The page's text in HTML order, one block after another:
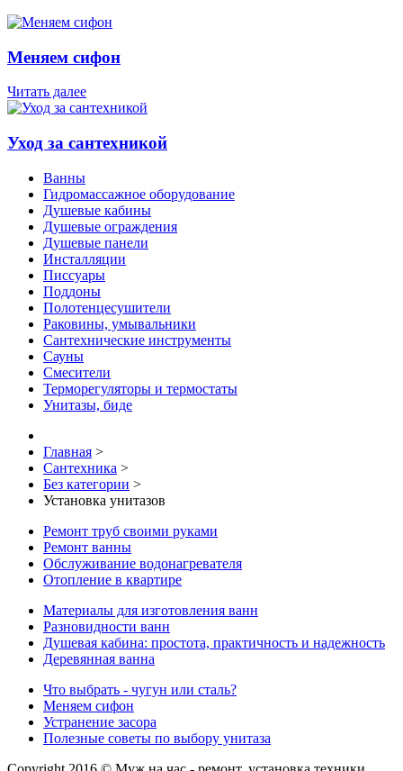
Меняем сифон
Читать далее
Уход за сантехникой
Ванны
Гидромассажное оборудование
Душевые кабины
Душевые ограждения
Душевые панели
Инсталляции
Писсуары
Поддоны
Полотенцесушители
Раковины, умывальники
Сантехнические инструменты
Сауны
Смесители
Терморегуляторы и термостаты
Унитазы, биде
Главная >
Сантехника >
Без категории >
Установка унитазов
Ремонт труб своими руками
Ремонт ванны
Обслуживание водонагревателя
Отопление в квартире
Материалы для изготовления ванн
Разновидности ванн
Душевая кабина: простота, практичность и надежность
Деревянная ванна
Что выбрать - чугун или сталь?
Меняем сифон
Устранение засора
Полезные советы по выбору унитаза